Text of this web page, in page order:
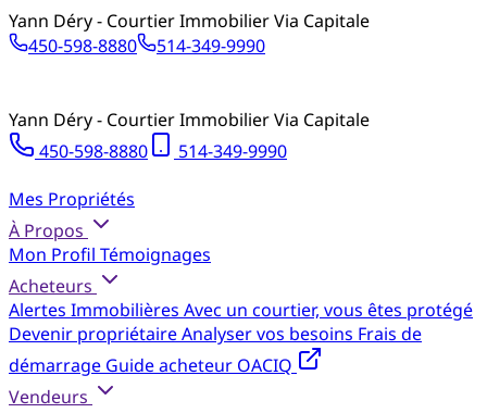
Yann Déry - Courtier Immobilier Via Capitale
450-598-8880
514-349-9990
Yann Déry - Courtier Immobilier Via Capitale
450-598-8880
514-349-9990
Mes Propriétés
À Propos
Mon Profil Témoignages
Acheteurs
Alertes Immobilières Avec un courtier, vous êtes protégé
Devenir propriétaireAnalyser vos besoins Frais de
démarrage Guide acheteur OACIQ
Vendeurs